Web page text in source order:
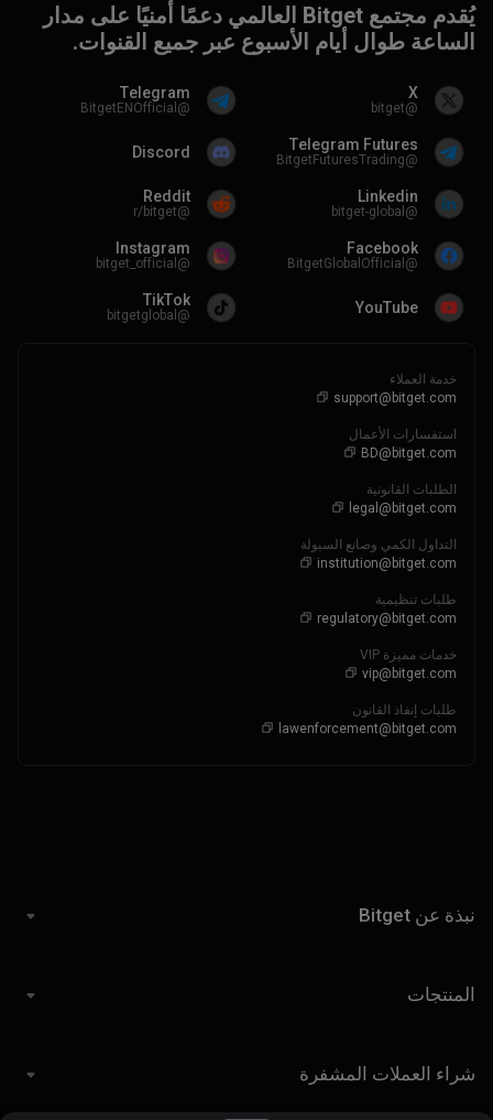
يُقدم مجتمع Bitget العالمي دعمًا أمنيًا على مدار
الساعة طوال أيام الأسبوع عبر جميع القنوات.
X
@bitget
Telegram
@BitgetENOfficial
Telegram Futures
@BitgetFuturesTrading
Discord
Linkedin
@bitget-global
Reddit
@r/bitget
Facebook
@BitgetGlobalOfficial
Instagram
@bitget_official
YouTube
TikTok
@bitgetglobal
خدمة العملاء
support@bitget.com
استفسارات الأعمال
BD@bitget.com
الطلبات القانونية
legal@bitget.com
التداول الكمي وصانع السيولة
institution@bitget.com
طلبات تنظيمية
regulatory@bitget.com
خدمات مميزة VIP
vip@bitget.com
طلبات إنفاذ القانون
lawenforcement@bitget.com
نبذة عن Bitget
المنتجات
شراء العملات المشفرة